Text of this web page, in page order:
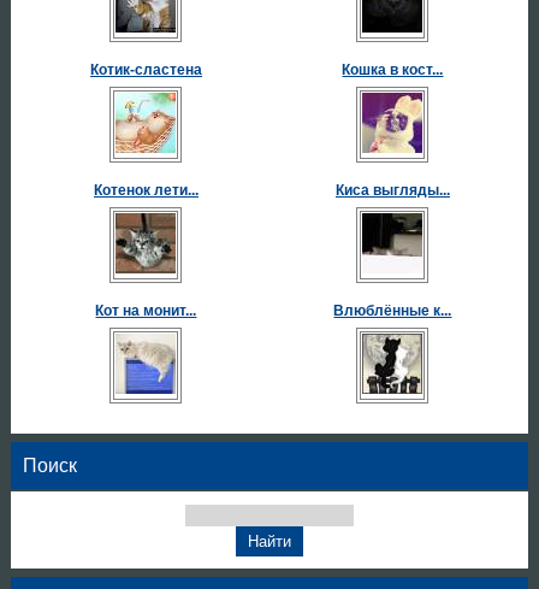
Котик-сластена Кошка в кост...
Котенок лети... Киса выгляды...
Кот на монит... Влюблённые к...
Поиск